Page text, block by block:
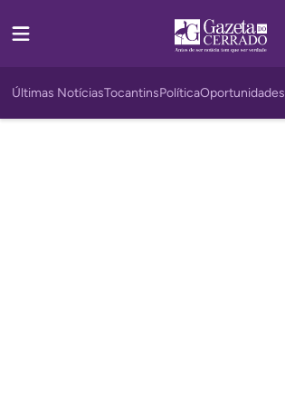
Últimas NotíciasTocantinsPolíticaOportunidades